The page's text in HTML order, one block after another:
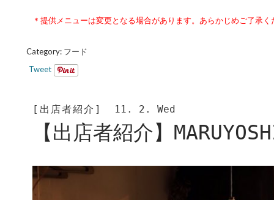
＊提供メニューは変更となる場合があります。あらかじめご了承く
Category: フード
Tweet
[出店者紹介] 11. 2. Wed
【出店者紹介】